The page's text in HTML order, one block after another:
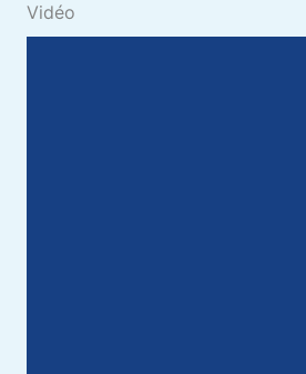
Vidéo